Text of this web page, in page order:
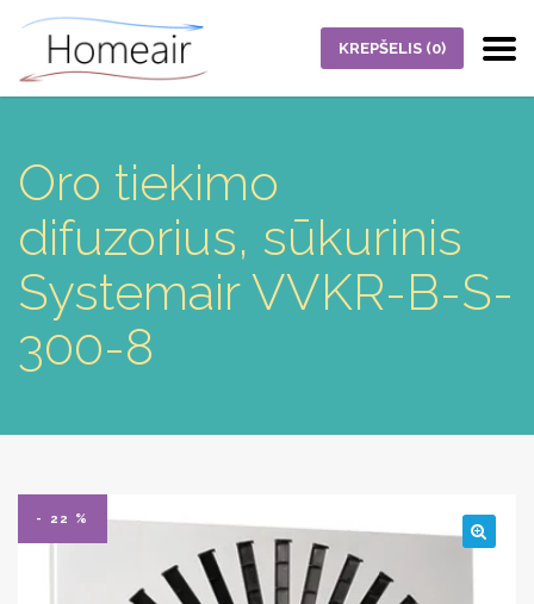
KREPŠELIS (0)
Oro tiekimo
difuzorius, sūkurinis
Systemair VVKR-B-S-
300-8
- 22 %